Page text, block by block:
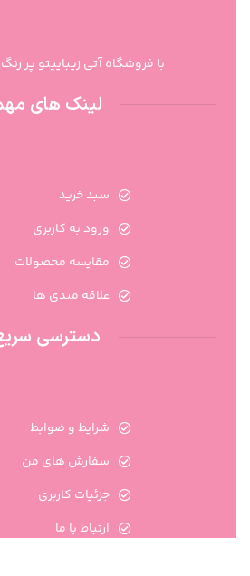
با فروشگاه آتی زیباییتو پر
لینک های
سبد خرید
ورود به کاربری
مقایسه محصولات
علاقه مندی ها
دسترسی
شرایط و ضوابط
سفارش های من
جزئیات کاربری
ارتباط با ما